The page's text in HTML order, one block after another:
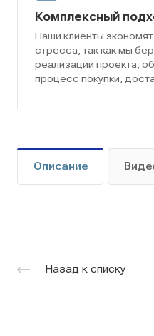
Комплексный
Наши клиенты
стресса, так как мы
реализации проекта,
процесс покупки,
Описание
Назад к списку